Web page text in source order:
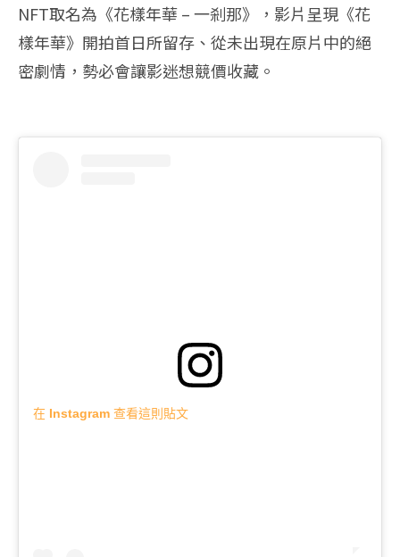
NFT取名為《花樣年華 – 一剎那》，影片呈現《花
樣年華》開拍首日所留存、從未出現在原片中的絕
密劇情，勢必會讓影迷想競價收藏。
在 Instagram 查看這則貼文